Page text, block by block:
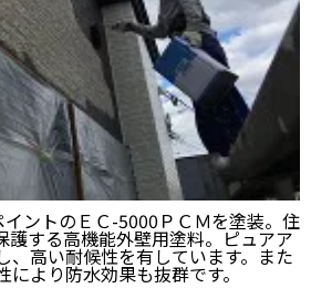
ントのＥＣ-5000ＰＣＭを塗装。住
護する高機能外壁用塗料。ピュアア
、高い耐候性を有しています。また
により防水効果も抜群です。